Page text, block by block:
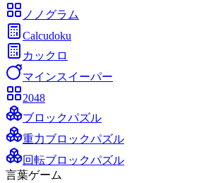
ノノグラム
Calcudoku
カックロ
マインスイーパー
2048
ブロックパズル
重力ブロックパズル
回転ブロックパズル
言葉ゲーム